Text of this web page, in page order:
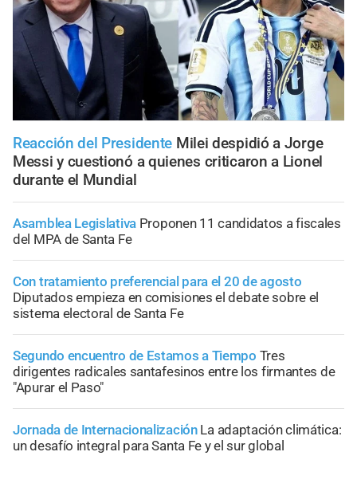
Reacción del Presidente Milei despidió a Jorge
Messi y cuestionó a quienes criticaron a Lionel
durante el Mundial
Asamblea Legislativa Proponen 11 candidatos a fiscales
del MPA de Santa Fe
Con tratamiento preferencial para el 20 de agosto
Diputados empieza en comisiones el debate sobre el
sistema electoral de Santa Fe
Segundo encuentro de Estamos a Tiempo Tres
dirigentes radicales santafesinos entre los firmantes de
"Apurar el Paso"
Jornada de Internacionalización La adaptación climática:
un desafío integral para Santa Fe y el sur global